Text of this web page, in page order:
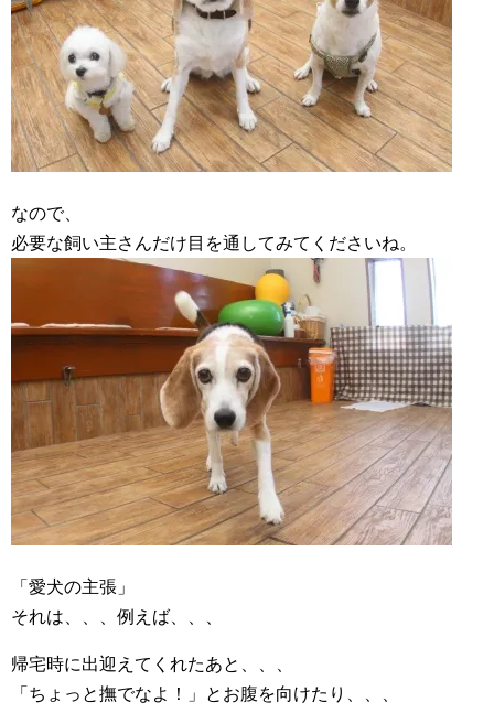
なので、
必要な飼い主さんだけ目を通してみてくださいね。
「愛犬の主張」
それは、、、例えば、、、
帰宅時に出迎えてくれたあと、、、
「ちょっと撫でなよ！」とお腹を向けたり、、、